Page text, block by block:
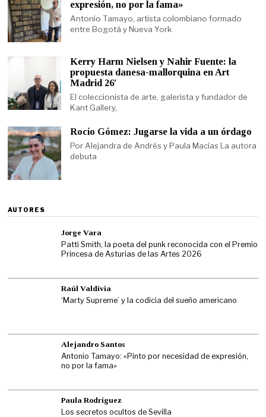
expresión, no por la fama»
Antonio Tamayo, artista colombiano formado
entre Bogotá y Nueva York
Kerry Harm Nielsen y Nahir Fuente: la
propuesta danesa-mallorquina en Art
Madrid 26′
El coleccionista de arte, galerista y fundador de
Kant Gallery,
Rocío Gómez: Jugarse la vida a un órdago
Por Alejandra de Andrés y Paula Macías La autora
debuta
AUTORES
Jorge Vara
Patti Smith, la poeta del punk reconocida con el Premio
Princesa de Asturias de las Artes 2026
Raúl Valdivia
‘Marty Supreme’ y la codicia del sueño americano
Alejandro Santos
Antonio Tamayo: «Pinto por necesidad de expresión,
no por la fama»
Paula Rodríguez
Los secretos ocultos de Sevilla